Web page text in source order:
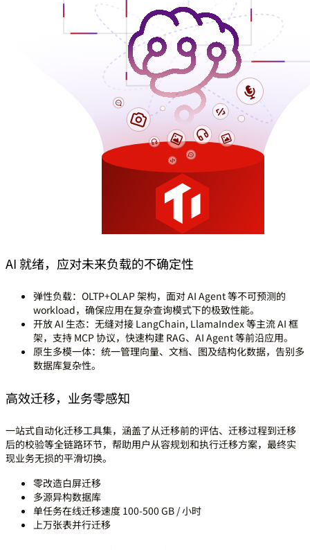
AI 就绪，应对未来负载的不确定性
弹性负载： OLTP+OLAP 架构，面对 AI Agent 等不可预测的
workload，确保应用在复杂查询模式下的极致性能。
开放 AI 生态： 无缝对接 LangChain, LlamaIndex 等主流 AI 框
架，支持 MCP 协议，快速构建 RAG、AI Agent 等前沿应用。
原生多模一体： 统一管理向量、文档、图及结构化数据，告别多
数据库复杂性。
高效迁移，业务零感知
一站式自动化迁移工具集，涵盖了从迁移前的评估、迁移过程到迁移
后的校验等全链路环节，帮助用户从容规划和执行迁移方案，最终实
现业务无损的平滑切换。
零改造白屏迁移
多源异构数据库
单任务在线迁移速度 100-500 GB / 小时
上万张表并行迁移